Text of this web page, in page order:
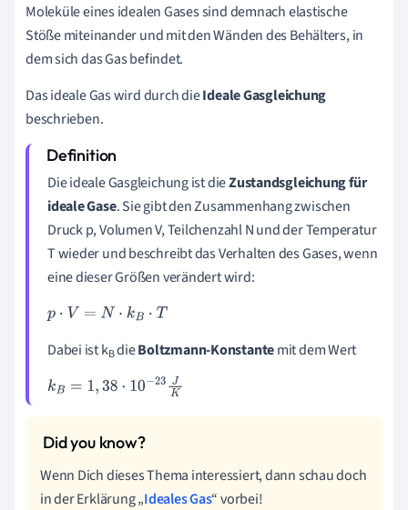
Moleküle eines idealen Gases sind demnach elastische
Stöße miteinander und mit den Wänden des Behälters, in
dem sich das Gas befindet.
Das ideale Gas wird durch dieIdeale Gasgleichung
beschrieben.
Die ideale Gasgleichung ist dieZustandsgleichung für
ideale Gase. Sie gibt den Zusammenhang zwischen
Druck p, Volumen V, Teilchenzahl N und der Temperatur
T wieder und beschreibt das Verhalten des Gases, wenn
eine dieser Größen verändert wird:
p· V =N ·kB ·T
Dabei ist kBdieBoltzmann-Konstantemit dem Wert
kB= 1,38·10-23JK
Wenn Dich dieses Thema interessiert, dann schau doch
in der Erklärung „Ideales Gas“ vorbei!